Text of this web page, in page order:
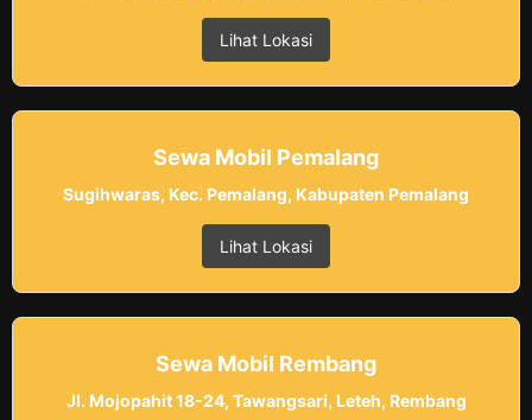
Lihat Lokasi
Sewa Mobil Pemalang
Sugihwaras, Kec. Pemalang, Kabupaten Pemalang
Lihat Lokasi
Sewa Mobil Rembang
Jl. Mojopahit 18-24, Tawangsari, Leteh, Rembang